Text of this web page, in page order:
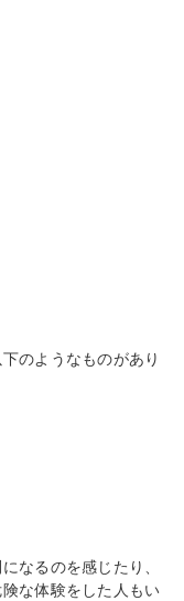
のようなものがあり
なるのを感じたり、
な体験をした人もい